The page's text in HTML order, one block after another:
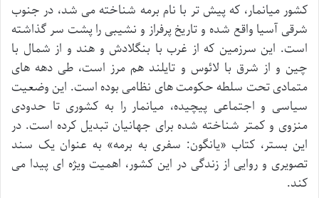
کشور میانمار، که پیش تر با نام برمه شناخته می شد، در جنوب
شرقی آسیا واقع شده و تاریخ پرفراز و نشیبی را پشت سر گذاشته
است. این سرزمین که از غرب با بنگلادش و هند و از شمال با
چین و از شرق با لائوس و تایلند هم مرز است، طی دهه های
متمادی تحت سلطه حکومت های نظامی بوده است. این وضعیت
سیاسی و اجتماعی پیچیده، میانمار را به کشوری تا حدودی
منزوی و کمتر شناخته شده برای جهانیان تبدیل کرده است. در
این بستر، کتاب «یانگون: سفری به برمه» به عنوان یک سند
تصویری و روایی از زندگی در این کشور، اهمیت ویژه ای پیدا می
کند.